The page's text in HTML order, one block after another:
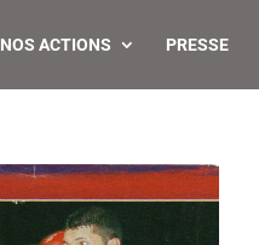
NOS ACTIONS PRESSE